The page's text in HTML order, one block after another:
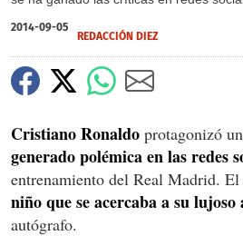
2014-09-05
REDACCIÓN DIEZ
Cristiano Ronaldo protagonizó
generado polémica en las redes
entrenamiento del Real Madrid. El
niño que se acercaba a su lujoso
autógrafo.